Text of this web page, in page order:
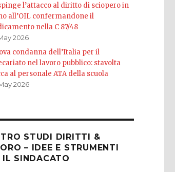
l’attacco al diritto di sciopero in
all’OIL confermandone il
nella C 87/48
2026
condanna dell’Italia per il
nel lavoro pubblico: stavolta
al personale ATA della scuola
2026
STUDI DIRITTI &
– IDEE E STRUMENTI
IL SINDACATO